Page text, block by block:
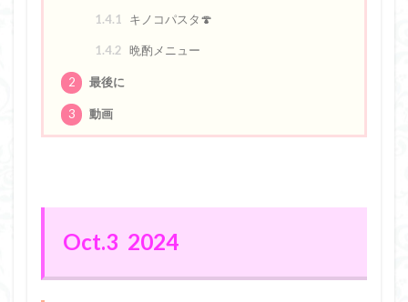
1.4.1
キノコパスタ🍄
1.4.2 晩酌メニュー
2 最後に
3 動画
Oct.3 2024